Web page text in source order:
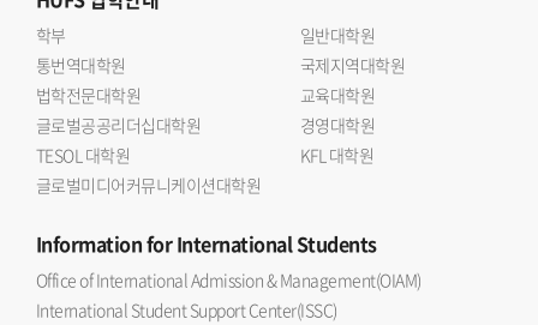
학부
일반대학원
통번역대학원
국제지역대학원
법학전문대학원
교육대학원
글로벌공공리더십대학원
경영대학원
TESOL 대학원
KFL 대학원
글로벌미디어커뮤니케이션대학원
Informationfor International Students
Office of International Admission & Management(OIAM)
International Student Support Center(ISSC)